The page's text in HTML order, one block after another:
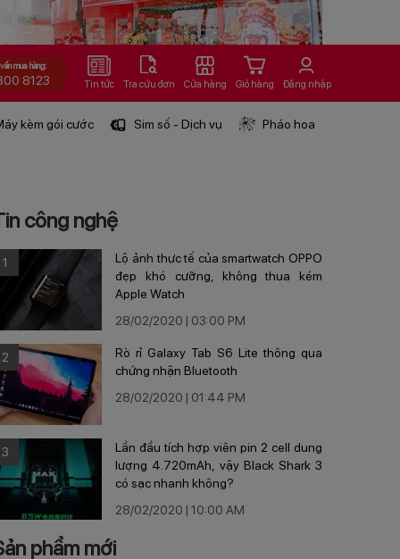
mua hàng:
8123 Tin tức Tra cứu đơn Cửa hàng Giỏ hàng Đăng nhập
kèm gói cước Sim số - Dịch vụ Pháo hoa
công nghệ
1
Lộ ảnh thực tế của smartwatch OPPO
đẹp khó cưỡng, không thua kém
Apple Watch
28/02/2020 | 03:00 PM
2
Rò rỉ Galaxy Tab S6 Lite thông qua
chứng nhận Bluetooth
28/02/2020 | 01:44 PM
3
Lần đầu tích hợp viên pin 2 cell dung
lượng 4.720mAh, vậy Black Shark 3
có sạc nhanh không?
28/02/2020 | 10:00 AM
phẩm mới